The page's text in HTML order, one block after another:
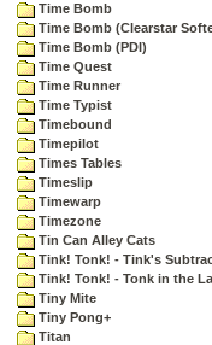
Time Bomb
Time Bomb (Clearstar
Time Bomb (PDI)
Time Quest
Time Runner
Time Typist
Timebound
Timepilot
Times Tables
Timeslip
Timewarp
Timezone
Tin Can Alley Cats
Tink! Tonk! - Tink's
Tink! Tonk! - Tonk in the
Tiny Mite
Tiny Pong+
Titan